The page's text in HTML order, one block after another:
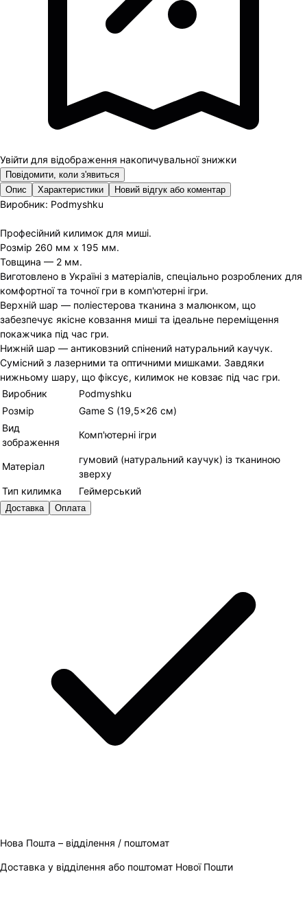
Увійти для відображення накопичувальної знижки
Повідомити, коли з'явиться
Опис
Характеристики Новий відгук або коментар
Виробник: Podmyshku
Професійний килимок для миші.
Розмір 260 мм х 195 мм.
Товщина — 2 мм.
Виготовлено в Україні з матеріалів, спеціально розроблених для
комфортної та точної гри в комп'ютерні ігри.
Верхній шар — поліестерова тканина з малюнком, що
забезпечує якісне ковзання миші та ідеальне переміщення
покажчика під час гри.
Нижній шар — антиковзний спінений натуральний каучук.
Сумісний з лазерними та оптичними мишками. Завдяки
нижньому шару, що фіксує, килимок не ковзає під час гри.
Виробник
Podmyshku
Розмір
Game S (19,5×26 см)
Вид
зображення
Комп'ютерні ігри
Матеріал
гумовий (натуральний каучук) із тканиною
зверху
Тип килимка
Геймерський
Доставка Оплата
Нова Пошта – відділення / поштомат
Доставка у відділення або поштомат Нової Пошти